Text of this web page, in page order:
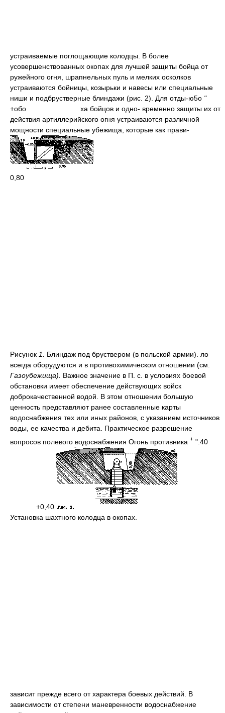
устраиваемые поглощающие колодцы. В более
усовершенствованных окопах для лучшей защиты бойца от
ружейного огня, шрапнельных пуль и мелких осколков
устраиваются бойницы, козырьки и навесы или специальные
ниши и подбрустверные блиндажи (рис. 2). Для отды-ю5о "
+обо
ха бойцов и одно- временно защиты их от
действия артиллерийского огня устраиваются различной
мощности специальные убежища, которые как прави-
0,80
Рисунок 1. Блиндаж под бруствером (в польской армии). ло
всегда оборудуются и в противохимическом отношении (см.
Газоубежища).
Важное значение в П. с. в условиях боевой
обстановки имеет обеспечение действующих войск
доброкачественной водой. В этом отношении большую
ценность представляют ранее составленные карты
водоснабжения тех или иных районов, с указанием источников
воды, ее качества и дебита. Практическое разрешение
вопросов полевого водоснабжения Огонь противника + ".40
+0,40
Установка шахтного колодца в окопах.
зависит прежде всего от характера боевых действий. В
зависимости от степени маневренности водоснабжение